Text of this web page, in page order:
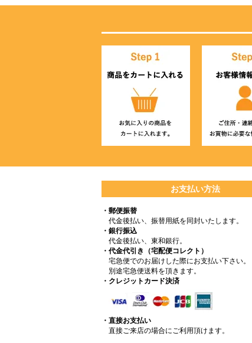
お支払い方法
・郵便振替
代金後払い、振替用紙を同封いたします。
・銀行振込
代金後払い、東和銀行。
・代金代引き（宅配便コレクト）
宅急便でのお届けした際にお支払い下さい。
別途宅急便送料を頂きます。
・クレジットカード決済
・直接お支払い
直接ご来店の場合にご利用頂けます。